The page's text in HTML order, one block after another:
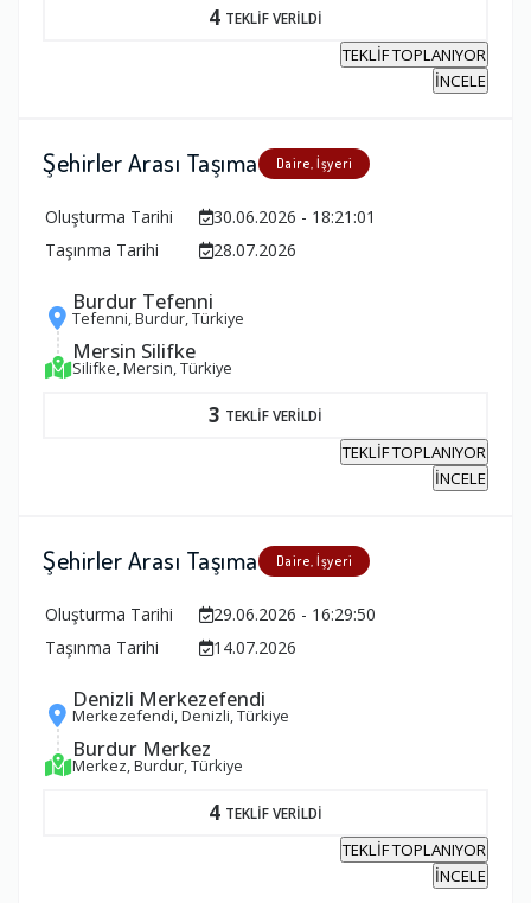
4 TEKLİF VERİLDİ
TEKLİF TOPLANIYOR
İNCELE
Şehirler Arası Taşıma Daire, İşyeri
Oluşturma Tarihi
30.06.2026 - 18:21:01
Taşınma Tarihi
28.07.2026
Burdur Tefenni
Tefenni, Burdur, Türkiye
Mersin Silifke
Silifke, Mersin, Türkiye
3 TEKLİF VERİLDİ
TEKLİF TOPLANIYOR
İNCELE
Şehirler Arası Taşıma Daire, İşyeri
Oluşturma Tarihi
29.06.2026 - 16:29:50
Taşınma Tarihi
14.07.2026
Denizli Merkezefendi
Merkezefendi, Denizli, Türkiye
Burdur Merkez
Merkez, Burdur, Türkiye
4 TEKLİF VERİLDİ
TEKLİF TOPLANIYOR
İNCELE